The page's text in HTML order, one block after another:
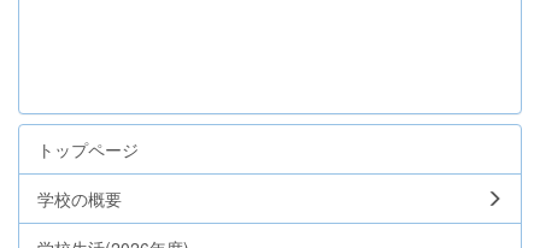
トップページ
学校の概要